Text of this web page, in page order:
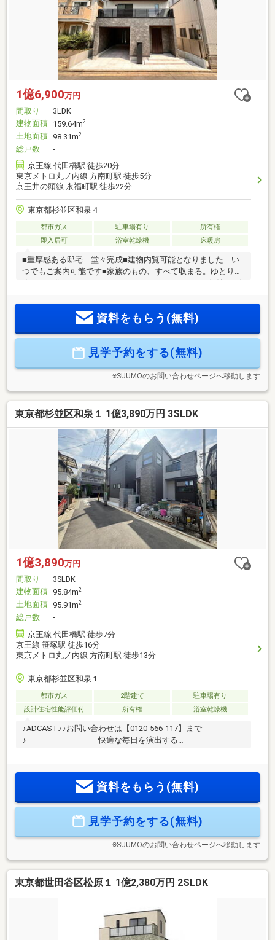
1億6,900万円
間取り
3LDK
建物面積 159.64m2
土地面積 98.31m2
総戸数
-
京王線 代田橋駅 徒歩20分
東京メトロ丸ノ内線 方南町駅 徒歩5分
京王井の頭線 永福町駅 徒歩22分
東京都杉並区和泉４
都市ガス 駐車場有り
所有権
即入居可
浴室乾燥機 床暖房
■重厚感ある邸宅 堂々完成■建物内覧可能となりました い
つでもご案内可能です■家族のもの、すべて収まる。ゆとりが
と戸建ての広さを兼ね備えた住宅■贅沢なスケールのキッチン
＆洗練された背面収納■キッチンに隣接するゆとりあるパント
置 電気を使う時代から作る時代へ
資料をもらう(無料)
見学予約をする(無料)
※SUUMOのお問い合わせページへ移動します
東京都杉並区和泉１ 1億3,890万円 3SLDK
1億3,890万円
間取り
3SLDK
建物面積 95.84m2
土地面積 95.91m2
総戸数
-
京王線 代田橋駅 徒歩7分
京王線 笹塚駅 徒歩16分
東京メトロ丸ノ内線 方南町駅 徒歩13分
東京都杉並区和泉１
都市ガス 2階建て
駐車場有り
設計住宅性能評価付
所有権 浴室乾燥機
♪ADCAST♪♪お問い合わせは【0120-566-117】まで
♪ 快適な毎日を演出する
クセス抜群の立地です！◆全居室収納やSICを備えた
3LDK+S。家事効率を高める先進設備が充実しています！◇長
ュリティ、ガス乾燥機「乾太くん」を標準装備！是非一度現
―☆― ・・・―――――☆
資料をもらう(無料)
見学予約をする(無料)
※SUUMOのお問い合わせページへ移動します
東京都世田谷区松原１ 1億2,380万円 2SLDK